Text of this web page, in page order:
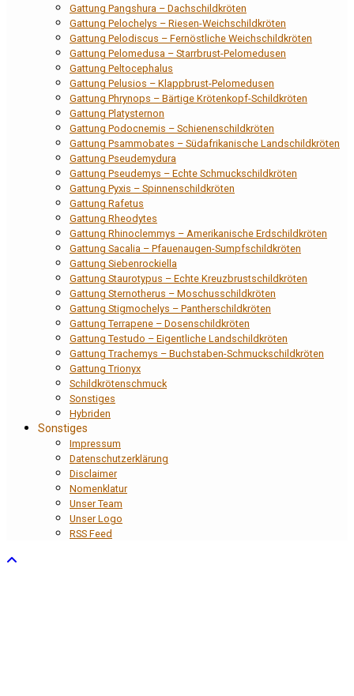
Gattung Pangshura – Dachschildkröten
Gattung Pelochelys – Riesen-Weichschildkröten
Gattung Pelodiscus – Fernöstliche Weichschildkröten
Gattung Pelomedusa – Starrbrust-Pelomedusen
Gattung Peltocephalus
Gattung Pelusios – Klappbrust-Pelomedusen
Gattung Phrynops – Bärtige Krötenkopf-Schildkröten
Gattung Platysternon
Gattung Podocnemis – Schienenschildkröten
Gattung Psammobates – Südafrikanische Landschildkröten
Gattung Pseudemydura
Gattung Pseudemys – Echte Schmuckschildkröten
Gattung Pyxis – Spinnenschildkröten
Gattung Rafetus
Gattung Rheodytes
Gattung Rhinoclemmys – Amerikanische Erdschildkröten
Gattung Sacalia – Pfauenaugen-Sumpfschildkröten
Gattung Siebenrockiella
Gattung Staurotypus – Echte Kreuzbrustschildkröten
Gattung Sternotherus – Moschusschildkröten
Gattung Stigmochelys – Pantherschildkröten
Gattung Terrapene – Dosenschildkröten
Gattung Testudo – Eigentliche Landschildkröten
Gattung Trachemys – Buchstaben-Schmuckschildkröten
Gattung Trionyx
Schildkrötenschmuck
Sonstiges
Hybriden
Sonstiges
Impressum
Datenschutzerklärung
Disclaimer
Nomenklatur
Unser Team
Unser Logo
RSS Feed